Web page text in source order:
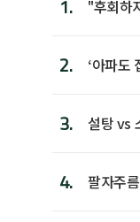
1.
"후회하
2.
‘아파도
3. 설탕 vs
4. 팔자주